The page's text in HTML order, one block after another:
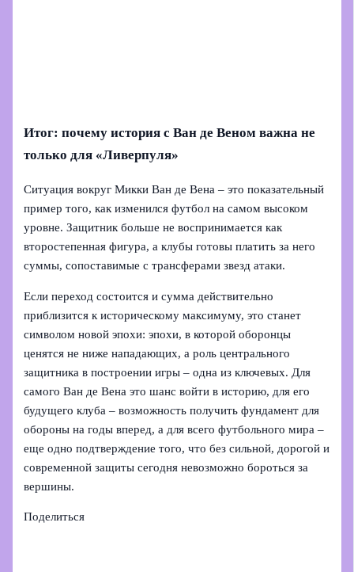
Итог: почему история с Ван де Веном важна не
только для «Ливерпуля»
Ситуация вокруг Микки Ван де Вена – это показательный
пример того, как изменился футбол на самом высоком
уровне. Защитник больше не воспринимается как
второстепенная фигура, а клубы готовы платить за него
суммы, сопоставимые с трансферами звезд атаки.
Если переход состоится и сумма действительно
приблизится к историческому максимуму, это станет
символом новой эпохи: эпохи, в которой оборонцы
ценятся не ниже нападающих, а роль центрального
защитника в построении игры – одна из ключевых. Для
самого Ван де Вена это шанс войти в историю, для его
будущего клуба – возможность получить фундамент для
обороны на годы вперед, а для всего футбольного мира –
еще одно подтверждение того, что без сильной, дорогой и
современной защиты сегодня невозможно бороться за
вершины.
Поделиться